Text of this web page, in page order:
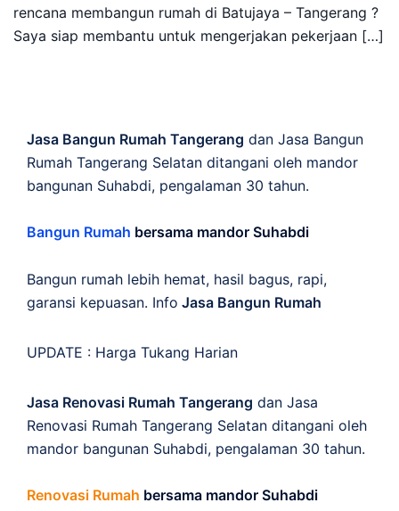
rencana membangun rumah di Batujaya – Tangerang ?
Saya siap membantu untuk mengerjakan pekerjaan […]
Jasa Bangun Rumah Tangerang dan Jasa Bangun
Rumah Tangerang Selatan ditangani oleh mandor
bangunan Suhabdi, pengalaman 30 tahun.
Bangun Rumah bersama mandor Suhabdi
Bangun rumah lebih hemat, hasil bagus, rapi,
garansi kepuasan. Info Jasa Bangun Rumah
UPDATE : Harga Tukang Harian
Jasa Renovasi Rumah Tangerang dan Jasa
Renovasi Rumah Tangerang Selatan ditangani oleh
mandor bangunan Suhabdi, pengalaman 30 tahun.
Renovasi Rumah bersama mandor Suhabdi